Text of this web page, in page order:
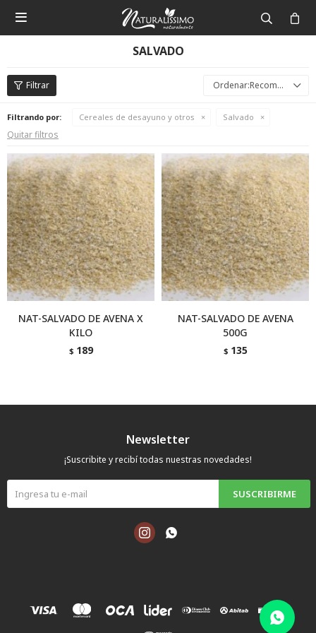

SALVADO
Recomendados
Filtrando por: Cereales de desayuno y otros Salvado
Quitar filtros
NAT-SALVADO DE AVENA X
KILO
$ 189
NAT-SALVADO DE AVENA
500G
$ 135
Newsletter
¡Suscribite y recibí todas nuestras novedades!
SUSCRIBIRME
 